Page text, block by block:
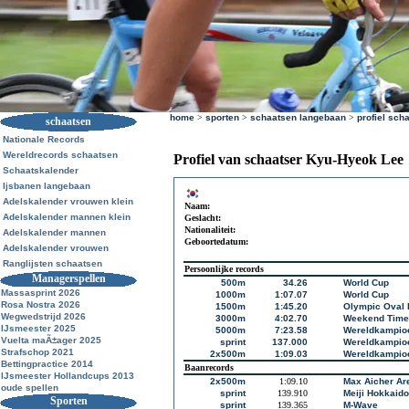
schaatsen
Nationale Records
Wereldrecords schaatsen
Schaatskalender
Ijsbanen langebaan
Adelskalender vrouwen klein
Adelskalender mannen klein
Adelskalender mannen
Adelskalender vrouwen
Ranglijsten schaatsen
Managerspellen
Massasprint 2026
Rosa Nostra 2026
Wegwedstrijd 2026
IJsmeester 2025
Vuelta maÃ±ager 2025
Strafschop 2021
Bettingpractice 2014
IJsmeester Hollandcups 2013
oude spellen
Sporten
home > sporten > schaatsen langebaan > profiel
Profiel van schaatser Kyu-Hyeok Lee
Naam:
Geslacht:
Nationaliteit:
Geboortedatum:
Persoonlijke records
500m
34.26
World Cup
1000m
1:07.07
World Cup
1500m
1:45.20
Olympic Oval
3000m
4:02.70
Weekend
5000m
7:23.58
sprint
137.000
2x500m
1:09.03
Baanrecords
2x500m
1:09.10
Max Aicher
sprint
139.910
Meiji
sprint
139.365
M-Wave